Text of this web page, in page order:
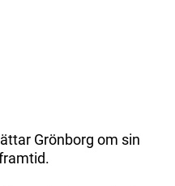
Grönborg om sin